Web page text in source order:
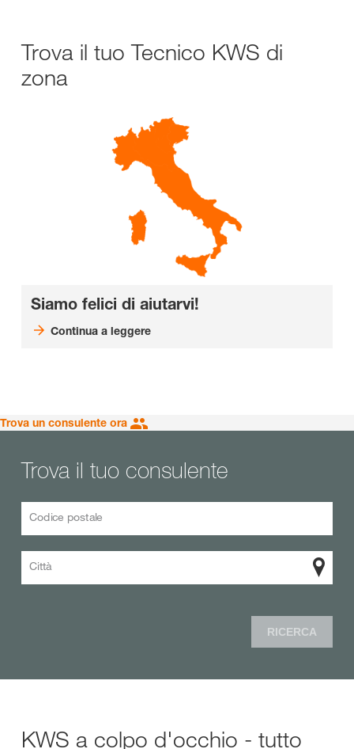
Trova il tuo Tecnico KWS di
zona
Siamo felici di aiutarvi!
Continua a leggere
Trova un consulente ora
Trova il tuo consulente
Codice postale
Città
RICERCA
KWS a colpo d'occhio - tutto